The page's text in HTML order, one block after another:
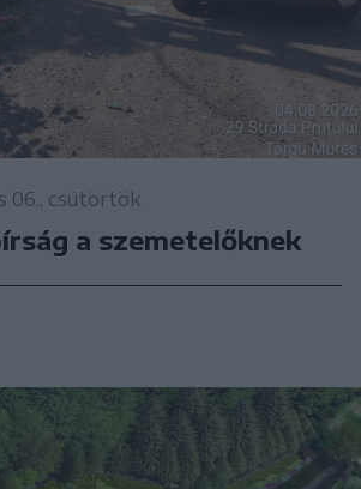
06., csütörtök
a szemetelőknek